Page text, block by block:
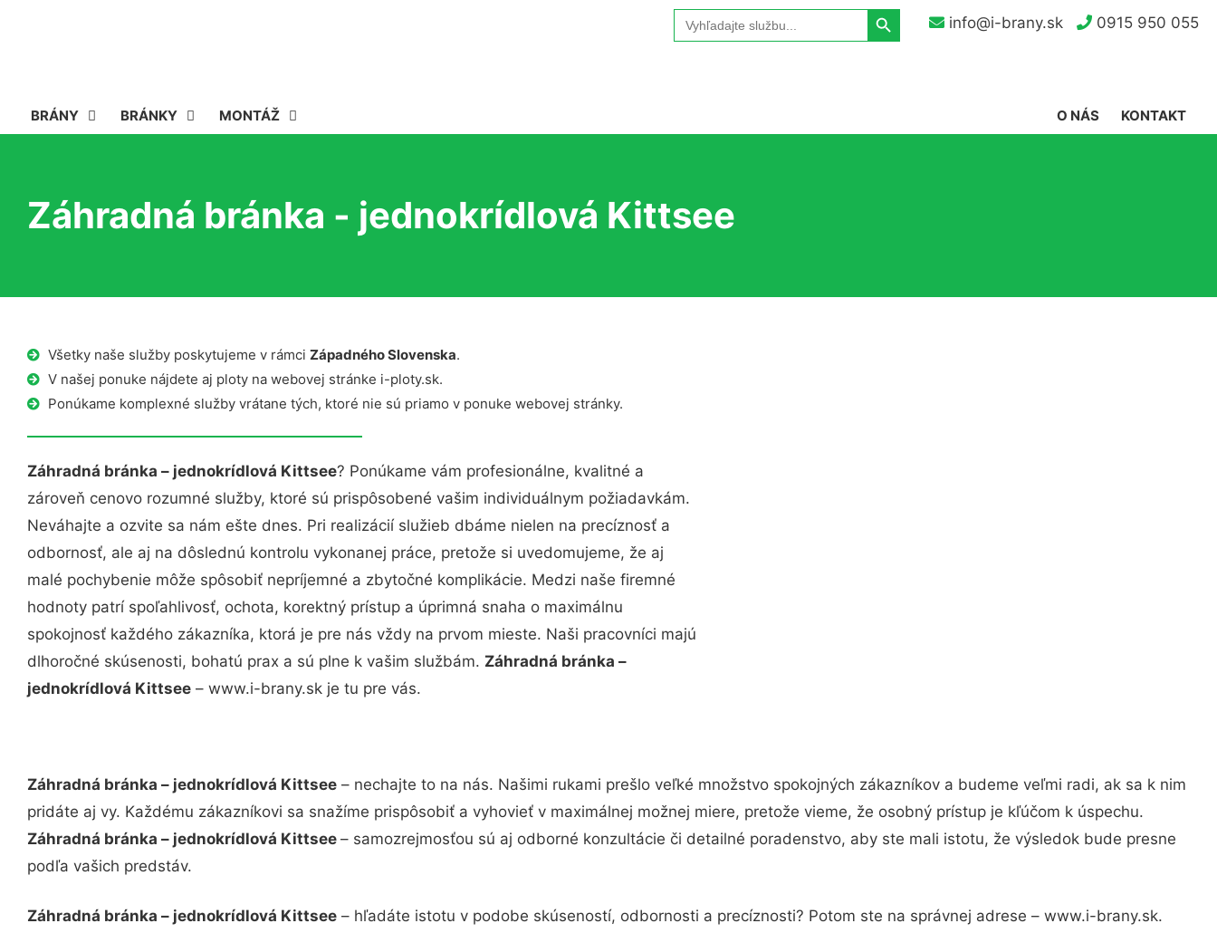
info@i-brany.sk 0915 950 055
Search
for:
Search Button
BRÁNY BRÁNKY MONTÁŽ KONTAKT
O NÁS
Záhradná bránka - jednokrídlová Kittsee
Všetky naše služby poskytujeme v rámci Západného Slovenska.
V našej ponuke nájdete aj ploty na webovej stránke i-ploty.sk.
Ponúkame komplexné služby vrátane tých, ktoré nie sú priamo v ponuke webovej stránky.
Záhradná bránka – jednokrídlová Kittsee? Ponúkame vám profesionálne, kvalitné a
zároveň cenovo rozumné služby, ktoré sú prispôsobené vašim individuálnym požiadavkám.
Neváhajte a ozvite sa nám ešte dnes. Pri realizácií služieb dbáme nielen na precíznosť a
odbornosť, ale aj na dôslednú kontrolu vykonanej práce, pretože si uvedomujeme, že aj
malé pochybenie môže spôsobiť nepríjemné a zbytočné komplikácie. Medzi naše firemné
hodnoty patrí spoľahlivosť, ochota, korektný prístup a úprimná snaha o maximálnu
spokojnosť každého zákazníka, ktorá je pre nás vždy na prvom mieste. Naši pracovníci majú
dlhoročné skúsenosti, bohatú prax a sú plne k vašim službám. Záhradná bránka –
jednokrídlová Kittsee – www.i-brany.sk je tu pre vás.
Záhradná bránka – jednokrídlová Kittsee – nechajte to na nás. Našimi rukami prešlo veľké množstvo spokojných zákazníkov a budeme veľmi radi, ak sa k nim
pridáte aj vy. Každému zákazníkovi sa snažíme prispôsobiť a vyhovieť v maximálnej možnej miere, pretože vieme, že osobný prístup je kľúčom k úspechu.
Záhradná bránka – jednokrídlová Kittsee – samozrejmosťou sú aj odborné konzultácie či detailné poradenstvo, aby ste mali istotu, že výsledok bude presne
podľa vašich predstáv.
Záhradná bránka – jednokrídlová Kittsee – hľadáte istotu v podobe skúseností, odbornosti a precíznosti? Potom ste na správnej adrese – www.i-brany.sk.